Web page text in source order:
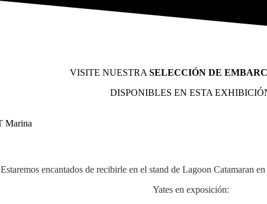
VISITE NUESTRA SELECCIÓN DE
DISPONIBLES EN ESTA
Estaremos encantados de recibirle en el stand de Lagoon Catamaran
Yates en exposición: